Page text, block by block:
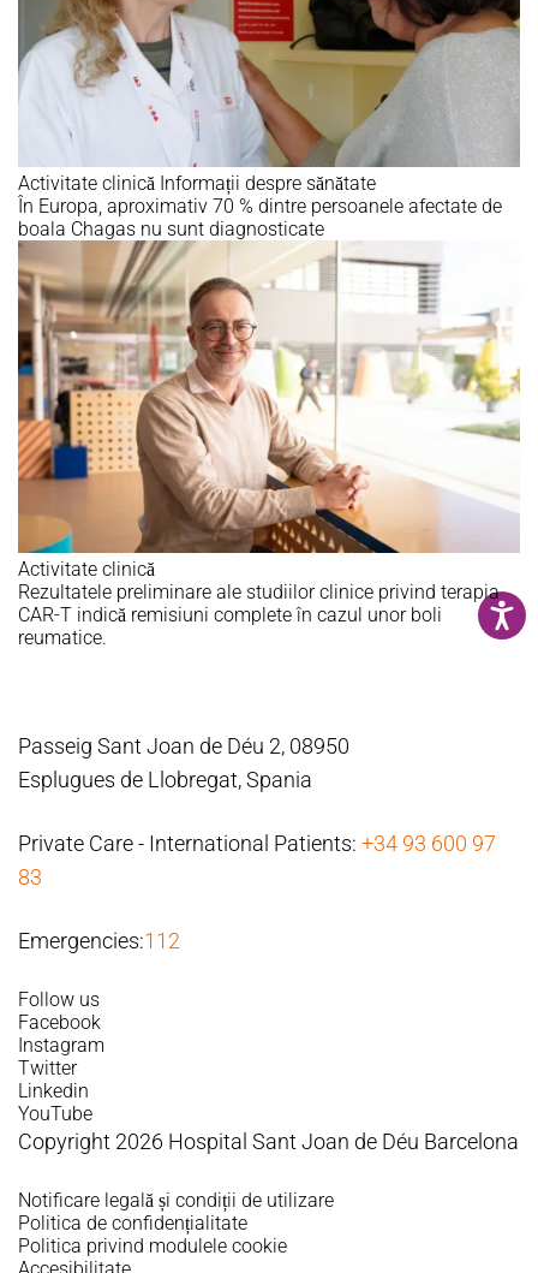
Activitate clinică Informații despre sănătate
În Europa, aproximativ 70 % dintre persoanele afectate de
boala Chagas nu sunt diagnosticate
Activitate clinică
Rezultatele preliminare ale studiilor clinice privind terapia
CAR-T indică remisiuni complete în cazul unor boli
reumatice.
Passeig Sant Joan de Déu 2, 08950
Esplugues de Llobregat, Spania
Private Care - International Patients: +34 93 600 97
83
Emergencies:112
Follow us
Facebook
Instagram
Twitter
Linkedin
YouTube
Copyright 2026 Hospital Sant Joan de Déu Barcelona
Notificare legală și condiții de utilizare
Politica de confidențialitate
Politica privind modulele cookie